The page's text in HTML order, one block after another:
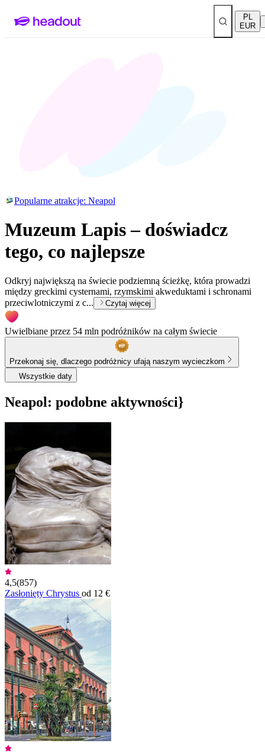
PL
EUR
Popularne atrakcje: Neapol
Muzeum Lapis – doświadcz
tego, co najlepsze
Odkryj największą na świecie podziemną ścieżkę, która prowadzi
między greckimi cysternami, rzymskimi akweduktami i schronami
przeciwlotniczymi z c...
Czytaj więcej
Uwielbiane przez 54 mln podróżników na całym świecie
Przekonaj się, dlaczego podróżnicy ufają naszym wycieczkom
Wszystkie daty
Neapol: podobne aktywności}
4,5(857)
Zasłonięty Chrystus od 12 €